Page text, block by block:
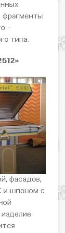
фрагменты
–
типа.
фасадов,
и шпоном с